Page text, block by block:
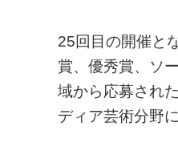
25回目の開催と
賞、優秀賞、ソ
域から応募され
ディア芸術分野